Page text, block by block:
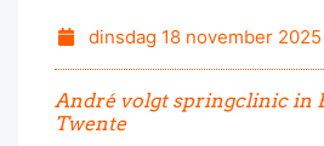
dinsdag 18 november 2025
André volgt springclinic in
Twente